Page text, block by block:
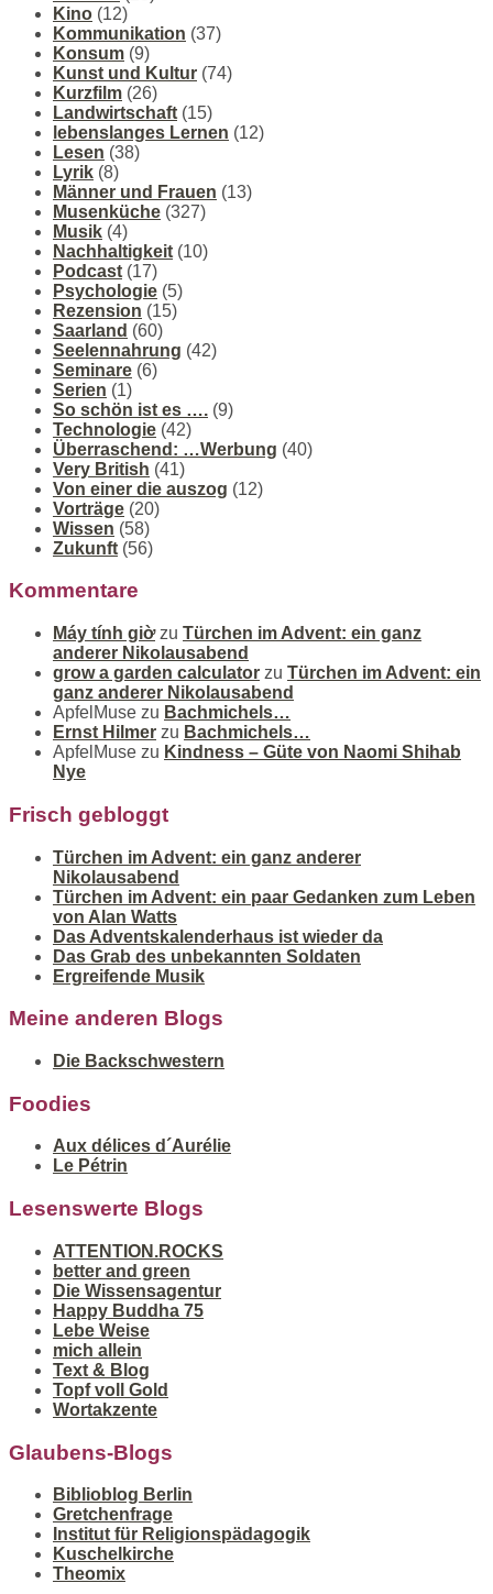
Kino (12)
Kommunikation (37)
Konsum (9)
Kunst und Kultur (74)
Kurzfilm (26)
Landwirtschaft (15)
lebenslanges Lernen (12)
Lesen (38)
Lyrik (8)
Männer und Frauen (13)
Musenküche (327)
Musik (4)
Nachhaltigkeit (10)
Podcast (17)
Psychologie (5)
Rezension (15)
Saarland (60)
Seelennahrung (42)
Seminare (6)
Serien (1)
So schön ist es …. (9)
Technologie (42)
Überraschend: …Werbung (40)
Very British (41)
Von einer die auszog (12)
Vorträge (20)
Wissen (58)
Zukunft (56)
Kommentare
Máy tính giờzu Türchen im Advent: ein ganz
anderer Nikolausabend
grow a garden calculator zu Türchen im Advent: ein
ganz anderer Nikolausabend
ApfelMuse zu Bachmichels…
Ernst Hilmer zu Bachmichels…
ApfelMuse zu Kindness – Güte von Naomi Shihab
Nye
Frisch gebloggt
Türchen im Advent: ein ganz anderer
Nikolausabend
Türchen im Advent: ein paar Gedanken zum Leben
von Alan Watts
Das Adventskalenderhaus ist wieder da
Das Grab des unbekannten Soldaten
Ergreifende Musik
Meine anderen Blogs
Die Backschwestern
Foodies
Aux délices d´Aurélie
Le Pétrin
Lesenswerte Blogs
ATTENTION.ROCKS
better and green
Die Wissensagentur
Happy Buddha 75
Lebe Weise
mich allein
Text & Blog
Topf voll Gold
Wortakzente
Glaubens-Blogs
Biblioblog Berlin
Gretchenfrage
Institut für Religionspädagogik
Kuschelkirche
Theomix